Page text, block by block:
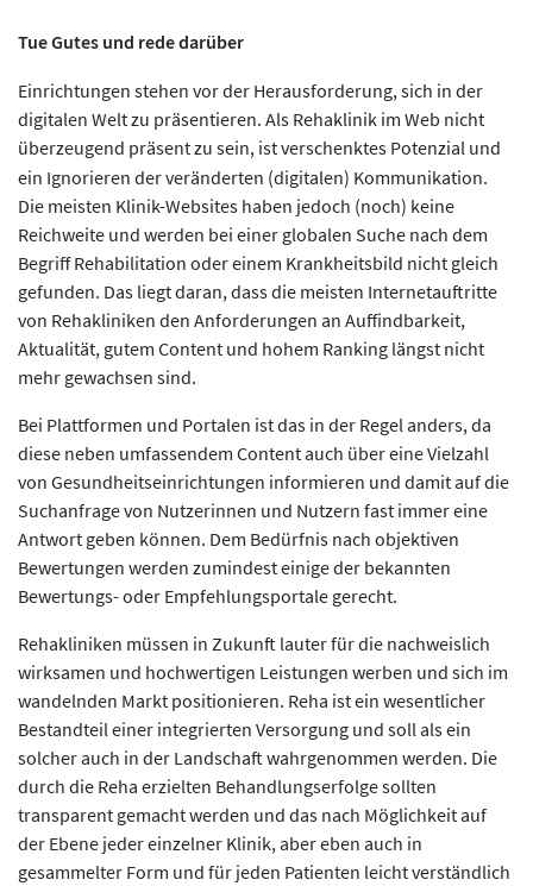
Tue Gutes und rede darüber
Einrichtungen stehen vor der Herausforderung, sich in der
digitalen Welt zu präsentieren. Als Rehaklinik im Web nicht
überzeugend präsent zu sein, ist verschenktes Potenzial und
ein Ignorieren der veränderten (digitalen) Kommunikation.
Die meisten Klinik-Websites haben jedoch (noch) keine
Reichweite und werden bei einer globalen Suche nach dem
Begriff Rehabilitation oder einem Krankheitsbild nicht gleich
gefunden. Das liegt daran, dass die meisten Internetauftritte
von Rehakliniken den Anforderungen an Auffindbarkeit,
Aktualität, gutem Content und hohem Ranking längst nicht
mehr gewachsen sind.
Bei Plattformen und Portalen ist das in der Regel anders, da
diese neben umfassendem Content auch über eine Vielzahl
von Gesundheitseinrichtungen informieren und damit auf die
Suchanfrage von Nutzerinnen und Nutzern fast immer eine
Antwort geben können. Dem Bedürfnis nach objektiven
Bewertungen werden zumindest einige der bekannten
Bewertungs- oder Empfehlungsportale gerecht.
Rehakliniken müssen in Zukunft lauter für die nachweislich
wirksamen und hochwertigen Leistungen werben und sich im
wandelnden Markt positionieren. Reha ist ein wesentlicher
Bestandteil einer integrierten Versorgung und soll als ein
solcher auch in der Landschaft wahrgenommen werden. Die
durch die Reha erzielten Behandlungserfolge sollten
transparent gemacht werden und das nach Möglichkeit auf
der Ebene jeder einzelner Klinik, aber eben auch in
gesammelter Form und für jeden Patienten leicht verständlich